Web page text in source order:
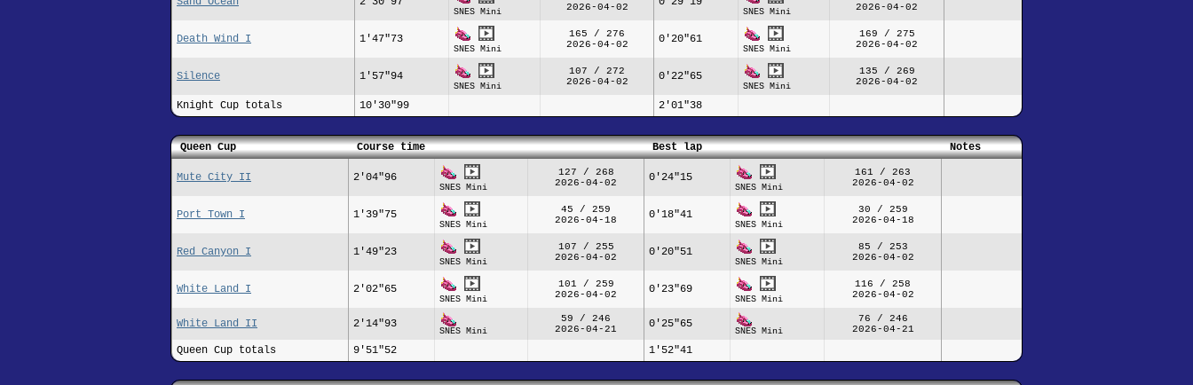
SNES Mini
2026-04-02
SNES Mini
2026-04-02
Death Wind I 1'47"73
SNES Mini
165 / 276
2026-04-02
0'20"61
SNES Mini
169 / 275
2026-04-02
Silence 1'57"94
SNES Mini
107 / 272
2026-04-02
0'22"65
SNES Mini
135 / 269
2026-04-02
Knight Cup totals 10'30"99 2'01"38
Queen Cup Course time Best lap Notes
Mute City II 2'04"96
SNES Mini
127 / 268
2026-04-02
0'24"15
SNES Mini
161 / 263
2026-04-02
Port Town I 1'39"75
SNES Mini
45 / 259
2026-04-18
0'18"41
SNES Mini
30 / 259
2026-04-18
Red Canyon I 1'49"23
SNES Mini
107 / 255
2026-04-02
0'20"51
SNES Mini
85 / 253
2026-04-02
White Land I 2'02"65
SNES Mini
101 / 259
2026-04-02
0'23"69
SNES Mini
116 / 258
2026-04-02
White Land II 2'14"93
SNES Mini
59 / 246
2026-04-21
0'25"65
SNES Mini
76 / 246
2026-04-21
Queen Cup totals 9'51"52 1'52"41